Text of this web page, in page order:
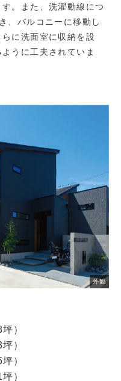
。また、洗濯動線につ
、バルコニーに移動し
に洗面室に収納を設
うに工夫されていま
外観
）
）
）
）